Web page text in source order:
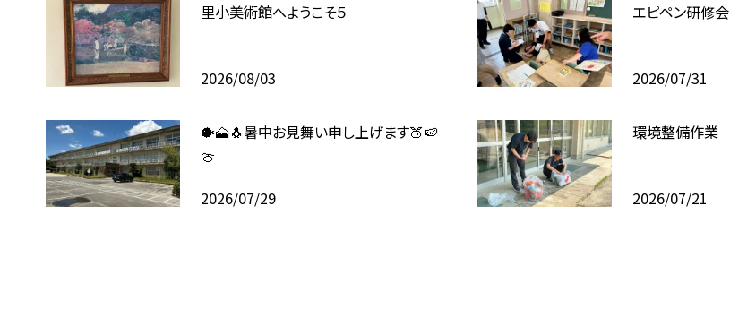
里小美術館へようこそ５
2026/08/03
エピペン研修会
2026/07/31
🐡🗻🐧暑中お見舞い申し上げます🍑🍉
🍈
2026/07/29
環境整備作業
2026/07/21